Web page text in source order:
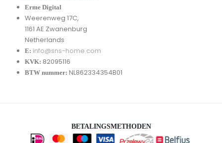
Erme Digital
Weerenweg 17C,
1161 AE Zwanenburg
Netherlands
E: info@sns-home.com
KVK: 82095116
BTW nummer: NL862334354B01
BETALINGSMETHODEN